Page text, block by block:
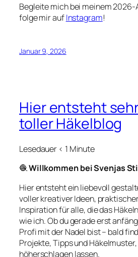
Begleite mich bei meinem
folge mir aufInstagram!
Januar 9, 2026
Hier entsteht
toller Häkelblog
Lesedauer < 1 Minute
🧶Willkommen bei Svenjas
Hier entsteht ein liebevoll
voller kreativer Ideen,
Inspiration für alle, die das
wie ich. Ob du gerade erst
Profi mit der Nadel bist – bald
Projekte, Tipps und
höherschlagen lassen.